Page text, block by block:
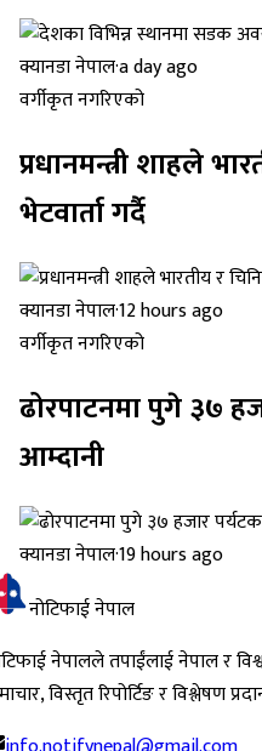
क्यानडा नेपाल·a day ago
वर्गीकृत नगरिएको
प्रधानमन्त्री शाहले
भेटवार्ता गर्दै
क्यानडा नेपाल·12 hours ago
वर्गीकृत नगरिएको
ढोरपाटनमा पुगे ३७
आम्दानी
क्यानडा नेपाल·19 hours ago
नोटिफाई नेपाल
नेपालले तपाईंलाई नेपाल र
विस्तृत रिपोर्टिङ र विश्लेषण